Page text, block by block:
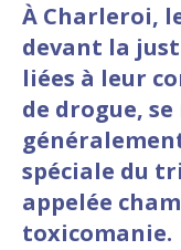
À Charleroi,
devant la
liées à leur
de drogue,
spéciale du
appelée
toxicomanie.